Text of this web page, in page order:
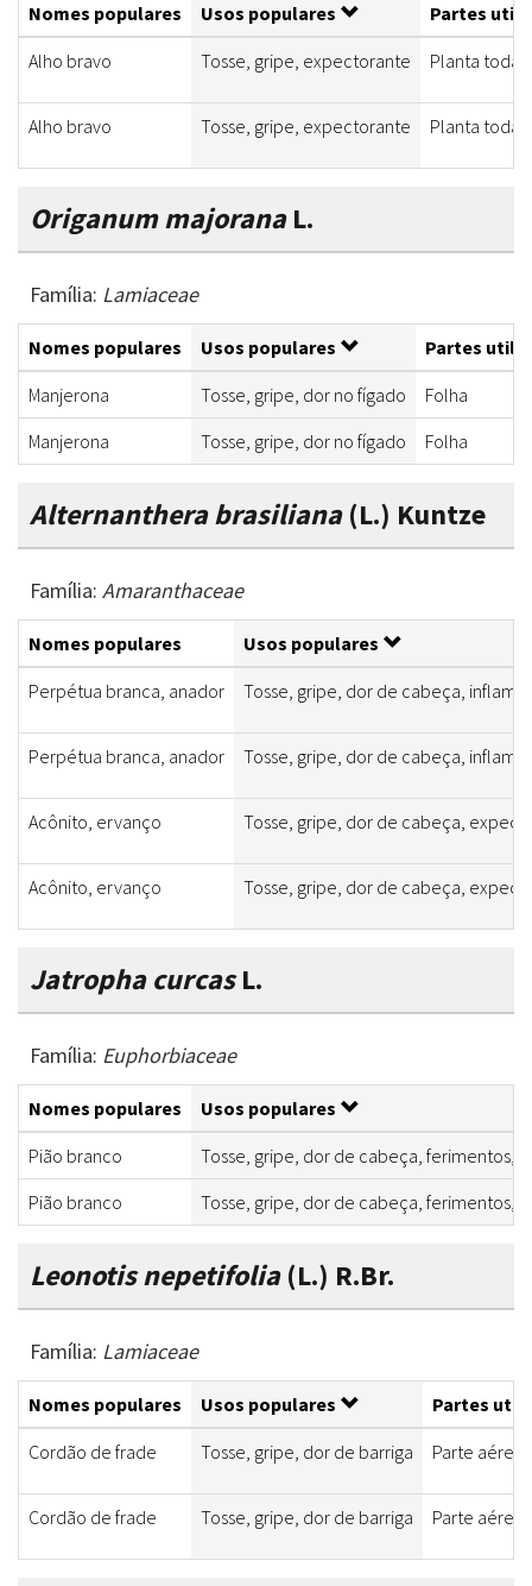
Nomes populares Usos populares
Partes
Alho bravo
Tosse, gripe, expectorante Planta toda
Alho bravo Tosse, gripe, expectorante Planta toda
Origanum majoranaL.
Família: Lamiaceae
Nomes populares Usos populares
Partes
Manjerona
Tosse, gripe, dor no fígado
Folha
Manjerona
Tosse, gripe, dor no fígado Folha
Alternanthera brasiliana(L.) Kuntze
Família: Amaranthaceae
Nomes populares
Usos populares
Perpétua branca, anador
Tosse, gripe, dor de cabeça,
Perpétua branca, anador Tosse, gripe, dor de cabeça,
Acônito, ervanço Tosse, gripe, dor de cabeça,
Acônito, ervanço Tosse, gripe, dor de cabeça,
Jatropha curcasL.
Família: Euphorbiaceae
Nomes populares
Usos populares
Pião branco
Tosse, gripe, dor de cabeça, ferimentos,
Pião branco
Tosse, gripe, dor de cabeça, ferimentos,
Leonotis nepetifolia(L.) R.Br.
Família: Lamiaceae
Nomes populares Usos populares
Partes
Cordão de frade
Tosse, gripe, dor de barriga Parte aérea
Cordão de frade Tosse, gripe, dor de barriga Parte aérea